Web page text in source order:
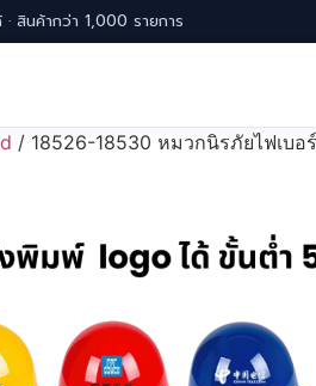
สินค้ากว่า 1,000 รายการ
/ 18526-18530 หมวกนิรภัยไฟเบอ